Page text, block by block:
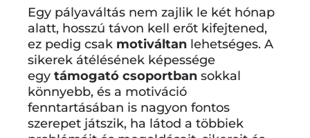
Egy pályaváltás nem zajlik le két hónap
alatt, hosszú távon kell erőt kifejtened,
ez pedig csak motiváltan lehetséges. A
sikerek átélésének képessége
egy támogató csoportban sokkal
könnyebb, és a motiváció
fenntartásában is nagyon fontos
szerepet játszik, ha látod a többiek